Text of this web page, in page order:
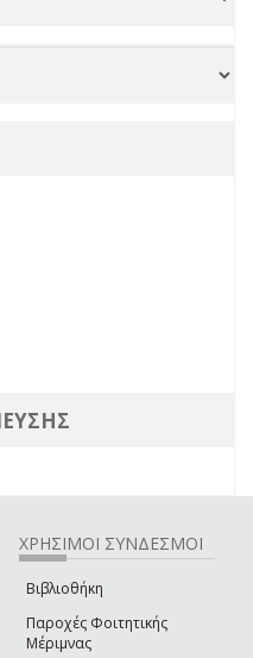
ΧΡΗΣΙΜΟΙ ΣΥΝΔΕΣΜΟΙ
Βιβλιοθήκη
Παροχές Φοιτητικής
Μέριμνας